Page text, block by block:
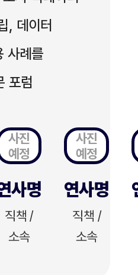
, 데이터
사례를
포럼
사진
예정
사명
직책 /
소속
사진
예정
연사명
직책 /
소속